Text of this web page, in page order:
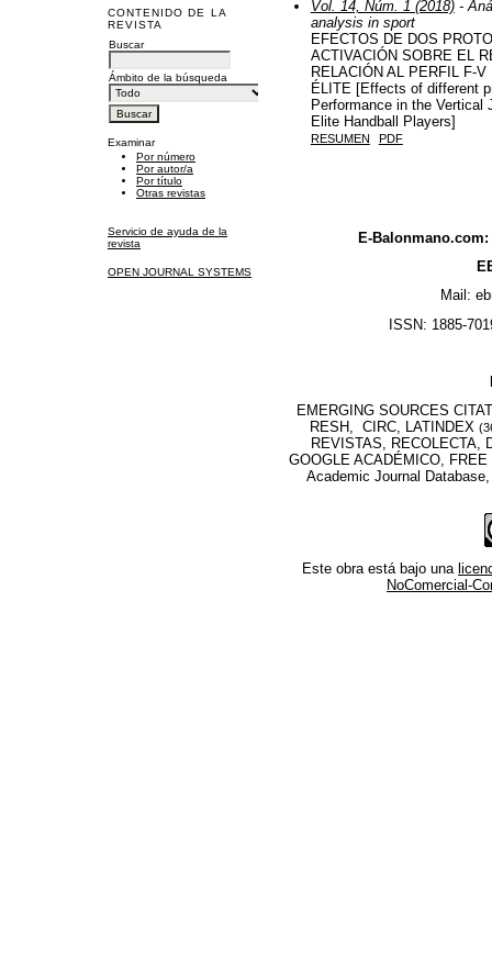
CONTENIDO DE LA
REVISTA
Buscar
Ámbito de la búsqueda
Examinar
Por número
Por autor/a
Por título
Otras revistas
Servicio de ayuda de la
revista
OPEN JOURNAL SYSTEMS
Vol. 14, Núm. 1 (2018)-
analysis in sport
EFECTOS DE DOS
ACTIVACIÓN SOBRE EL
RELACIÓN AL PERFIL F-
ÉLITE [Effects of different
Performance in the
Elite Handball Players]
RESUMEN PDF
E-
Mail:
ISSN: 1885-
EMERGING SOURCES
RESH, CIRC, LATINDEX
REVISTAS, RECOLECTA,
GOOGLE ACADÉMICO,
Academic Journal
Este obra está bajo una
NoComercial-